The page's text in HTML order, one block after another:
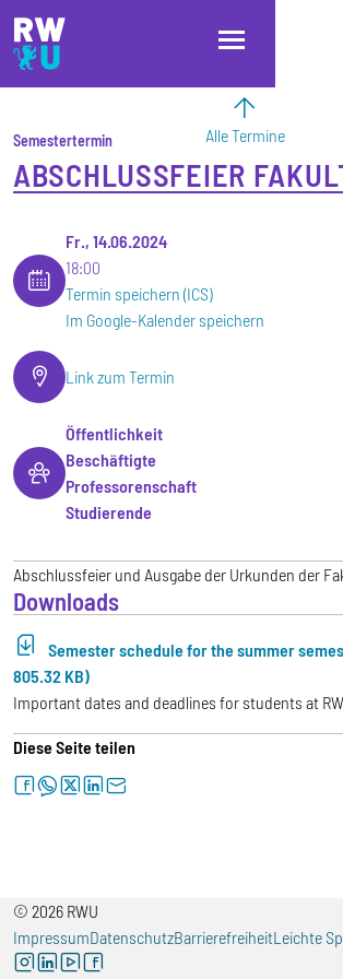
Direkt zum Inhalt
Direkt zur Hauptnavigation
Direkt zum Fußbereich
Alle Termine
Semestertermin
ABSCHLUSSFEIER
Fr., 14.06.2024
18:00
Termin speichern (ICS)
Im Google-Kalender speichern
Link zum Termin
Öffentlichkeit
Beschäftigte
Professorenschaft
Studierende
Abschlussfeier und Ausgabe der Urkunden der
Downloads
Semester schedule for the summer
805.32 KB)
Important dates and deadlines for students at
Diese Seite teilen
facebookwhatsapptwitterlinkedinletter
© 2026 RWU
ImpressumDatenschutzBarrierefreiheitLeichte
instagramlinkedinyoutubefacebook